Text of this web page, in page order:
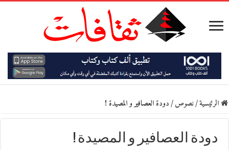
الرئيسية/نصوص/دودة العصافير و المصيدة !
دودة العصافير و المصيدة !